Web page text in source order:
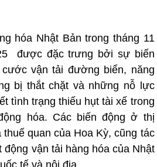
hóa Nhật Bản trong tháng 11
được đặc trưng bởi sự biến
vận tải đường biển, năng
bị thắt chặt và những nỗ lực
tình trạng thiếu hụt tài xế trong
hóa. Các biến động ở thị
quan của Hoa Kỳ, cũng tác
vận tải hàng hóa của Nhật
tế và nội địa.